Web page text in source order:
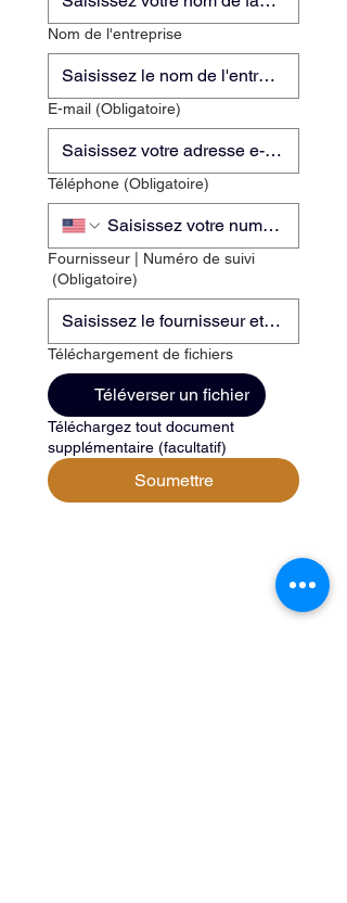
Nom de l'entreprise
E-mail (Obligatoire)
Téléphone (Obligatoire)
Fournisseur | Numéro de suivi
(Obligatoire)
Téléchargement de fichiers
Téléverser un fichier
Téléchargez tout document
supplémentaire (facultatif)
Soumettre